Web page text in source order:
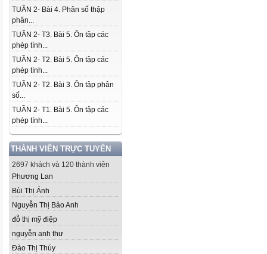
TUẦN 2- Bài 4. Phân số thập
phân...
TUẦN 2- T3. Bài 5. Ôn tập các
phép tính...
TUẦN 2- T2. Bài 5. Ôn tập các
phép tính...
TUẦN 2- T2. Bài 3. Ôn tập phân
số...
TUẦN 2- T1. Bài 5. Ôn tập các
phép tính...
THÀNH VIÊN TRỰC TUYẾN
2697 khách và 120 thành viên
Phương Lan
Bùi Thị Ánh
Nguyễn Thị Bảo Anh
đỗ thị mỹ điệp
nguyễn anh thư
Đào Thị Thúy